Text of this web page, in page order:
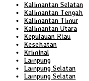
Kalimantan Selatan
Kalimantan Tengah
Kalimantan Timur
Kalimantan Utara
Kepulauan Riau
Kesehatan
Kriminal
Lampung
Lampung Selatan
Lampung Selatan